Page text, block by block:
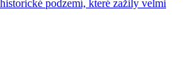
podzemí, které zažily velmi